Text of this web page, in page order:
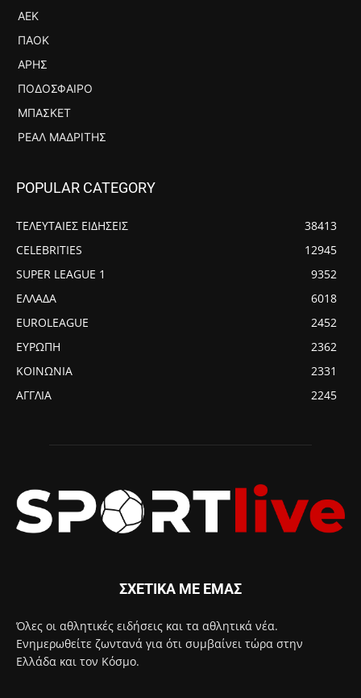
ΑΕΚ
ΠΑΟΚ
ΆΡΗΣ
ΠΟΔΌΣΦΑΙΡΟ
ΜΠΆΣΚΕΤ
ΡΕΆΛ ΜΑΔΡΊΤΗΣ
POPULAR CATEGORY
ΤΕΛΕΥΤΑΙΕΣ ΕΙΔΗΣΕΙΣ
38413
CELEBRITIES
12945
SUPER LEAGUE 1
9352
ΕΛΛΑΔΑ
6018
EUROLEAGUE
2452
ΕΥΡΩΠΗ
2362
ΚΟΙΝΩΝΙΑ
2331
ΑΓΓΛΙΑ
2245
ΣΧΕΤΙΚΑ ΜΕ ΕΜΑΣ
Όλες οι αθλητικές ειδήσεις και τα αθλητικά νέα.
Ενημερωθείτε ζωντανά για ότι συμβαίνει τώρα στην
Ελλάδα και τον Κόσμο.